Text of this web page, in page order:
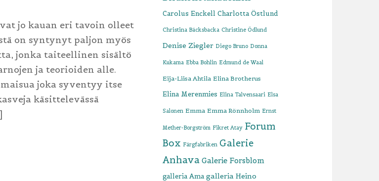
jo kauan eri tavoin olleet
on syntynyt paljon myös
jonka taiteellinen sisältö
ja teorioiden alle.
joka syventyy itse
käsittelevässä
Carolus Enckell Charlotta Östlund
Christina Bäcksbacka Christine Ödlund
Denise Ziegler Diego Bruno Donna
Kukama Ebba Bohlin Edmund de Waal
Eija-Liisa Ahtila Elina Brotherus
Elina Merenmies Elina Talvensaari Elsa
Salonen Emma Emma Rönnholm Ernst
Mether-Borgström Fikret Atay Forum
Box Färgfabriken Galerie
Anhava Galerie Forsblom
galleria Ama galleria Heino